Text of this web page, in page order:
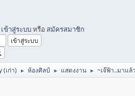
เข้าสู่ระบบหรือ สมัครสมาชิก
(เก่า) ► ห้องศิลป์ ► แสดงงาน ► ~เจ๊ฟ้า..มาแล้